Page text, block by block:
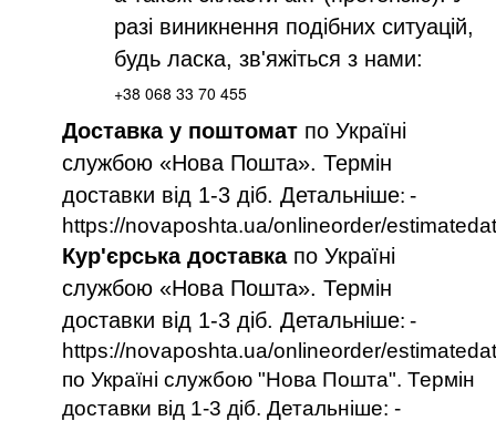
разі виникнення подібних ситуацій,
будь ласка, зв'яжіться з нами:
+38 068 33 70 455
Доставка у поштомат по Україні
службою «Нова Пошта». Термін
доставки від 1-3 діб. Детальніше: -
https://novaposhta.ua/onlineorder/
Кур'єрська доставка по Україні
службою «Нова Пошта». Термін
доставки від 1-3 діб. Детальніше: -
https://novaposhta.ua/onlineorder/
по Україні службою "Нова Пошта". Термін
доставки від 1-3 діб. Детальніше: -